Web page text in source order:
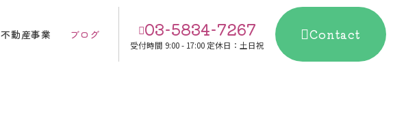
不動産事業 ブログ 03-5834-7267
受付時間 9:00 - 17:00 定休日：土日祝
Contact